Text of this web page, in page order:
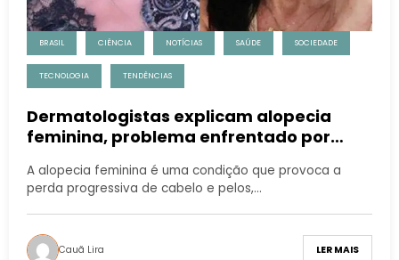
BRASIL CIÊNCIA NOTÍCIAS SAÚDE SOCIEDADE
TECNOLOGIA TENDÊNCIAS
Dermatologistas explicam alopecia
feminina, problema enfrentado por
A alopecia feminina é uma condição que provoca a
perda progressiva de cabelo e pelos,…
Cauã Lira LER MAIS